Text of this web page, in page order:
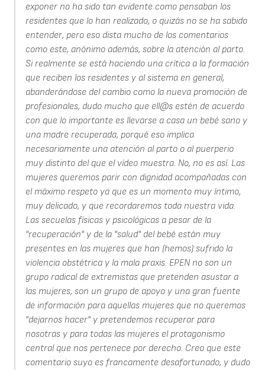
exponer no ha sido tan evidente como pensaban los
residentes que lo han realizado, o quizás no se ha sabido
entender, pero eso dista mucho de los comentarios
como este, anónimo además, sobre la atención al parto.
Si realmente se está haciendo una crítica a la formación
que reciben los residentes y al sistema en general,
abanderándose del cambio como la nueva promoción de
profesionales, dudo mucho que ell@s estén de acuerdo
con que lo importante es llevarse a casa un bebé sano y
una madre recuperada, porqué eso implica
necesariamente una atención al parto o al puerperio
muy distinto del que el vídeo muestra. No, no es así. Las
mujeres queremos parir con dignidad acompañadas con
el máximo respeto ya que es un momento muy íntimo,
muy delicado, y que recordaremos toda nuestra vida.
Las secuelas físicas y psicológicas a pesar de la
"recuperación" y de la "salud" del bebé están muy
presentes en las mujeres que han (hemos) sufrido la
violencia obstétrica y la mala praxis. EPEN no son un
grupo radical de extremistas que pretenden asustar a
las mujeres, son un grupo de apoyo y una gran fuente
de información para aquellas mujeres que no queremos
"dejarnos hacer" y pretendemos recuperar para
nosotras y para todas las mujeres el protagonismo
central que nos pertenece por derecho. Creo que este
comentario suyo es francamente desafortunado, y dudo